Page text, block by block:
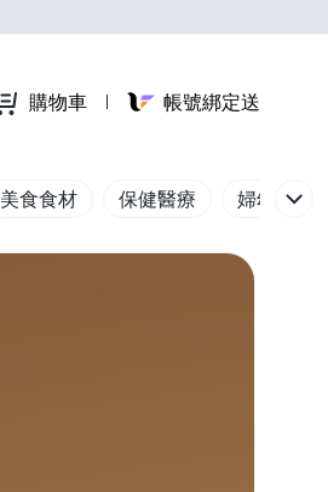
購物車 帳號綁定送
美食食材 保健醫療 婦幼玩具